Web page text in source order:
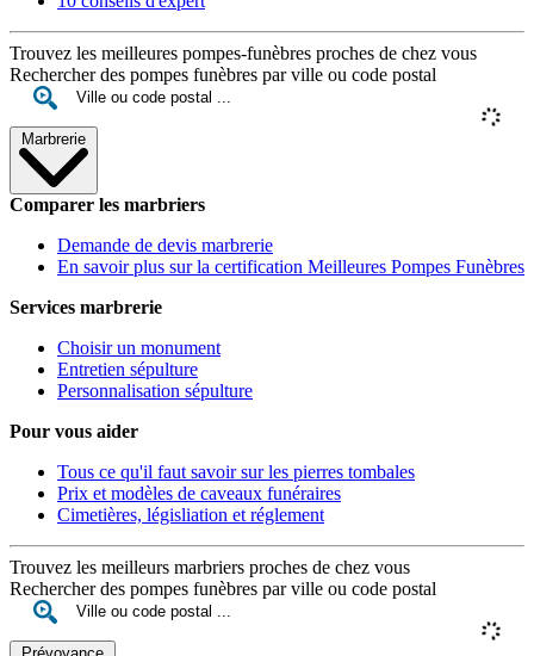
Trouvez les meilleures pompes-funèbres proches de chez vous
Rechercher des pompes funèbres par ville ou code postal
Marbrerie
Comparer les marbriers
Demande de devis marbrerie
En savoir plus sur la certification Meilleures Pompes Funèbres
Services marbrerie
Choisir un monument
Entretien sépulture
Personnalisation sépulture
Pour vous aider
Tous ce qu'il faut savoir sur les pierres tombales
Prix et modèles de caveaux funéraires
Cimetières, législiation et réglement
Trouvez les meilleurs marbriers proches de chez vous
Rechercher des pompes funèbres par ville ou code postal